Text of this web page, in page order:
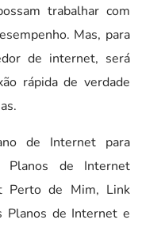
trabalhar com
Mas, para
de internet, será
rápida de verdade
de Internet para
Planos de Internet
Perto de Mim, Link
Planos de Internet e